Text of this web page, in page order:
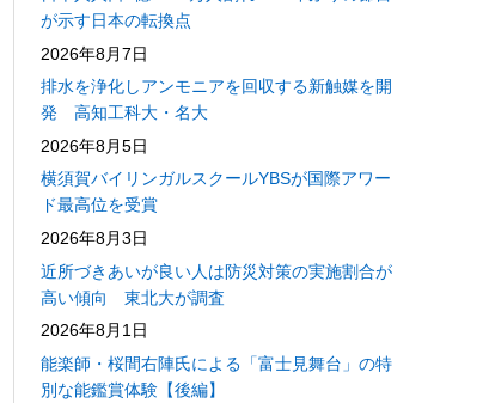
が示す日本の転換点
2026年8月7日
排水を浄化しアンモニアを回収する新触媒を開
発 高知工科大・名大
2026年8月5日
横須賀バイリンガルスクールYBSが国際アワー
ド最高位を受賞
2026年8月3日
近所づきあいが良い人は防災対策の実施割合が
高い傾向 東北大が調査
2026年8月1日
能楽師・桜間右陣氏による「富士見舞台」の特
別な能鑑賞体験【後編】